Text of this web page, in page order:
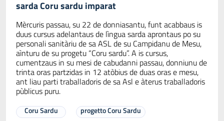
sarda Coru sardu imparat
Mèrcuris passau, su 22 de donniasantu, funt acabbaus is
duus cursus adelantaus de lìngua sarda aprontaus po su
personali sanitàriu de sa ASL de su Campidanu de Mesu,
aìnturu de su progetu “Coru sardu”. A is cursus,
cumentzaus in su mesi de cabudanni passau, donniunu de
trinta oras partzidas in 12 atòbius de duas oras e mesu,
ant liau parti traballadoris de sa Asl e àterus traballadoris
pùblicus puru.
Coru Sardu progetto Coru Sardu